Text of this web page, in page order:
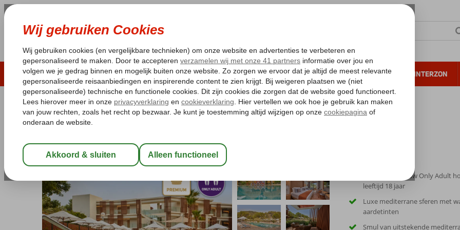
LAST MINUTE ZOMER 2026 ZONVAKANTIE VERRE REIZEN ALL INCLUSIVE WINTERZON
Pakketgarantie Laagsteprijsgarantie* Gratis annuleren*
Home
Spanje Balearen
Siau Ibiza
Logies en ontbijt-Hotel
Spiksplinternieuw Only Adult
leeftijd 18 jaar
Luxe mediterrane sferen met
aardetinten
Smul van uitstekende